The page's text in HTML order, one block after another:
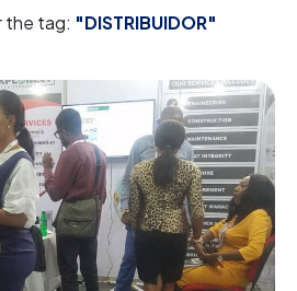
the tag: "DISTRIBUIDOR"